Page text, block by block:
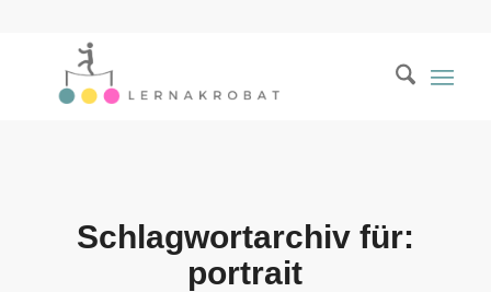
Schlagwortarchiv für:
portrait